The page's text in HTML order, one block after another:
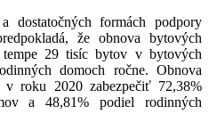
dostatočných formách podpory
že obnova bytových
29 tisíc bytov v bytových
domoch ročne. Obnova
roku 2020 zabezpečiť 72,38%
a 48,81% podiel rodinných